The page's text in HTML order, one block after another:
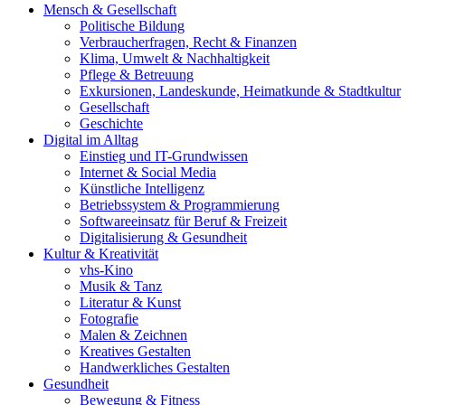
Mensch & Gesellschaft
Politische Bildung
Verbraucherfragen, Recht & Finanzen
Klima, Umwelt & Nachhaltigkeit
Pflege & Betreuung
Exkursionen, Landeskunde, Heimatkunde & Stadtkultur
Gesellschaft
Geschichte
Digital im Alltag
Einstieg und IT-Grundwissen
Internet & Social Media
Künstliche Intelligenz
Betriebssystem & Programmierung
Softwareeinsatz für Beruf & Freizeit
Digitalisierung & Gesundheit
Kultur & Kreativität
vhs-Kino
Musik & Tanz
Literatur & Kunst
Fotografie
Malen & Zeichnen
Kreatives Gestalten
Handwerkliches Gestalten
Gesundheit
Bewegung & Fitness